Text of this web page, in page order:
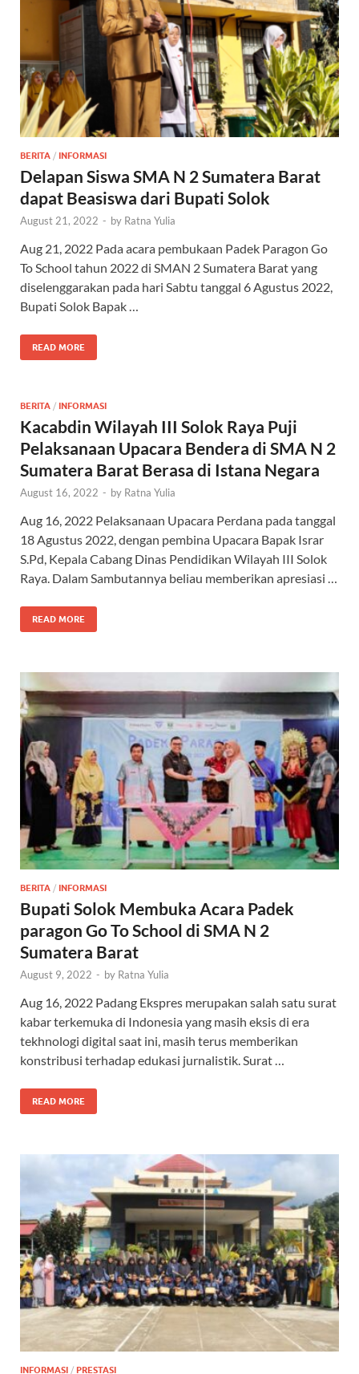
BERITA / INFORMASI
Delapan Siswa SMA N 2 Sumatera Barat
dapat Beasiswa dari Bupati Solok
August 21, 2022 - by Ratna Yulia
Aug 21, 2022 Pada acara pembukaan Padek Paragon Go
To School tahun 2022 di SMAN 2 Sumatera Barat yang
diselenggarakan pada hari Sabtu tanggal 6 Agustus 2022,
Bupati Solok Bapak …
READ MORE
BERITA / INFORMASI
Kacabdin Wilayah III Solok Raya Puji
Pelaksanaan Upacara Bendera di SMA N 2
Sumatera Barat Berasa di Istana Negara
August 16, 2022 - by Ratna Yulia
Aug 16, 2022 Pelaksanaan Upacara Perdana pada tanggal
18 Agustus 2022, dengan pembina Upacara Bapak Israr
S.Pd, Kepala Cabang Dinas Pendidikan Wilayah III Solok
Raya. Dalam Sambutannya beliau memberikan apresiasi …
READ MORE
BERITA / INFORMASI
Bupati Solok Membuka Acara Padek
paragon Go To School di SMA N 2
Sumatera Barat
August 9, 2022 - by Ratna Yulia
Aug 16, 2022 Padang Ekspres merupakan salah satu surat
kabar terkemuka di Indonesia yang masih eksis di era
tekhnologi digital saat ini, masih terus memberikan
konstribusi terhadap edukasi jurnalistik. Surat …
READ MORE
INFORMASI / PRESTASI